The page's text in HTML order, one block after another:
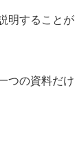
明することが
つの資料だけ